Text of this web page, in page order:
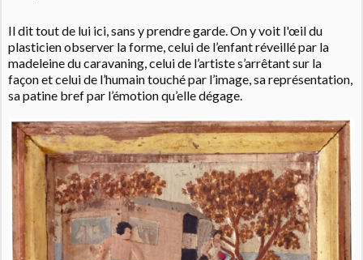
Il dit tout de lui ici, sans y prendre garde. On y voit l'œil du
plasticien observer la forme, celui de l’enfant réveillé par la
madeleine du caravaning, celui de l’artiste s’arrêtant sur la
façon et celui de l’humain touché par l’image, sa représentation,
sa patine bref par l’émotion qu’elle dégage.